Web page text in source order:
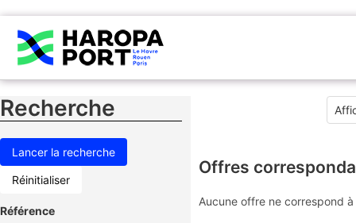
Recherche
Réinitialiser
Référence
Offres
Aucune offre ne correspond